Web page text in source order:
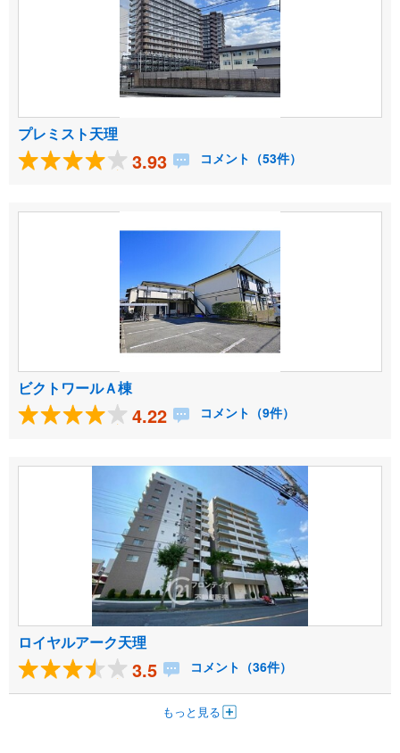
プレミスト天理
3.93 コメント（53件）
ビクトワールＡ棟
4.22 コメント（9件）
ロイヤルアーク天理
3.5 コメント（36件）
もっと見る